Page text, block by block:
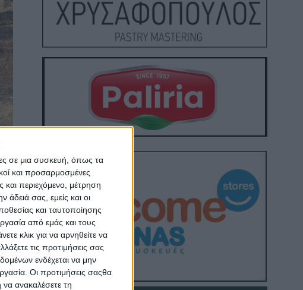
σε μια συσκευή, όπως τα
και προσαρμοσμένες
και περιεχόμενο, μέτρηση
άδειά σας, εμείς και οι
και ταυτοποίησης
από εμάς και τους
κλικ για να αρνηθείτε να
τις προτιμήσεις σας
ενδέχεται να μην
Οι προτιμήσεις σαςθα
να ανακαλέσετε τη